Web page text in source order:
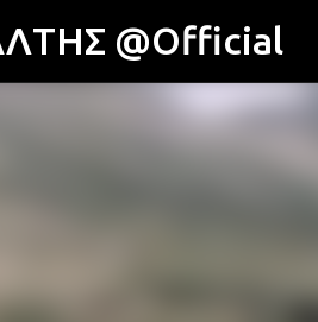
@Official